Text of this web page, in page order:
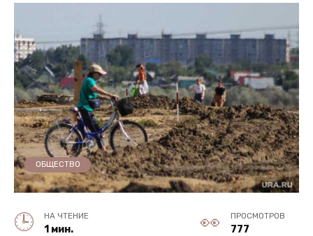
ОБЩЕСТВО
НА ЧТЕНИЕ
1 мин.
ПРОСМОТРОВ
777